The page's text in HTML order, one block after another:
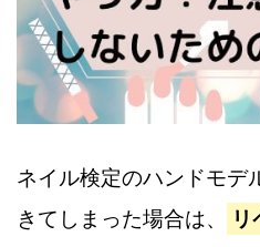
ネイル検定のハンドモデ
きてしまった場合は、
リ